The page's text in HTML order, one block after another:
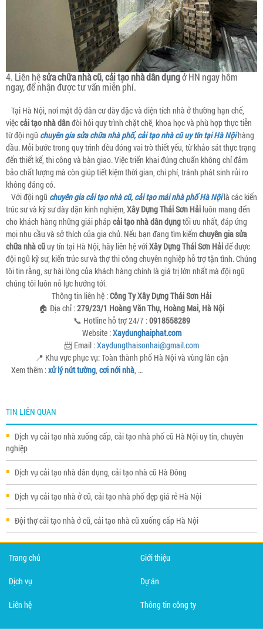
4. Liên hệsửa chữa nhà cũ,cải tạo nhà dân dụngở HN ngay hôm
ngay, để nhận được tư vấn miễn phí.
Tại Hà Nội, nơi mật độ dân cư dày đặc và diện tích nhà ở thường hạn chế,
việccải tạo nhà dânđòi hỏi quy trình chặt chẽ, khoa học và phù hợp thực tiễn
từ đội ngũ chuyên gia sửa chữa nhà phố, cải tạo nhà cũ uy tín tại Hà Nộihàng
đầu. Mỗi bước trong quy trình đều đóng vai trò thiết yếu, từ khảo sát thực trạng
đến thiết kế, thi công và bàn giao. Việc triển khai đúng chuẩn không chỉ đảm
bảo chất lượng mà còn giúp tiết kiệm thời gian, chi phí, tránh phát sinh rủi ro
không đáng có.
Với đội ngũ chuyên gia cải tạo nhà cũ, cải tạo mái nhà phố Hà Nộilà các kiến
trúc sư và kỹ sư dày dặn kinh nghiệm, Xây Dựng Thái Sơn Hải luôn mang đến
cho khách hàng những giải phápcải tạo nhà dân dụngtối ưu nhất, đáp ứng
mọi nhu cầu và sở thích của gia chủ. Nếu bạn đang tìm kiếmchuyên gia sửa
chữa nhà cũuy tín tại Hà Nội, hãy liên hệ vớiXây Dựng Thái Sơn Hảiđể được
đội ngũ kỹ sư, kiến trúc sư và thợ thi công chuyên nghiệp hỗ trợ tận tình. Chúng
tôi tin rằng, sự hài lòng của khách hàng chính là giá trị lớn nhất mà đội ngũ
chúng tôi luôn nỗ lực hướng tới.
Thông tin liên hệ :Công Ty Xây Dựng Thái Sơn Hải
🏠 Địa chỉ :279/23/1 Hoàng Văn Thụ, Hoàng Mai, Hà Nội
📞 Hotline hỗ trợ 24/7 :0918558289
Website :Xaydunghaiphat.com
📨 Email :Xaydungthaisonhai@gmail.com
📍 Khu vực phục vụ: Toàn thành phố Hà Nội và vùng lân cận
Xem thêm :xử lý nứt tường, cơi nới nhà, …
TIN LIÊN QUAN
Dịch vụ cải tạo nhà xuống cấp, cải tạo nhà phố cũ Hà Nội uy tin, chuyên
nghiệp
Dịch vụ cải tạo nhà dân dụng, cải tạo nhà cũ Hà Đông
Dịch vụ cải tạo nhà ở cũ, cải tạo nhà phố đẹp giá rẻ Hà Nội
Đội thợ cải tạo nhà ở cũ, cải tạo nhà cũ xuống cấp Hà Nội
Trang chủ Giới thiệu
Dịch vụ Dự án
Liên hệ Thông tin công ty